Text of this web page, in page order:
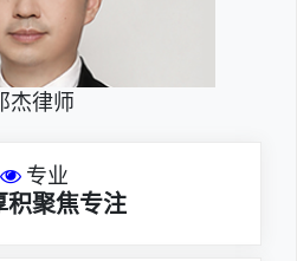
杰律师
专业
积聚焦专注